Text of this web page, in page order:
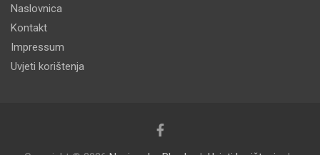
Naslovnica
Kontakt
Impressum
Uvjeti korištenja